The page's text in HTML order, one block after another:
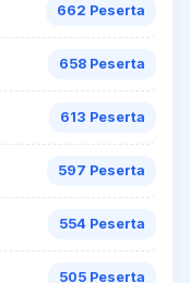
662 Peserta
658 Peserta
613 Peserta
597 Peserta
554 Peserta
505 Peserta